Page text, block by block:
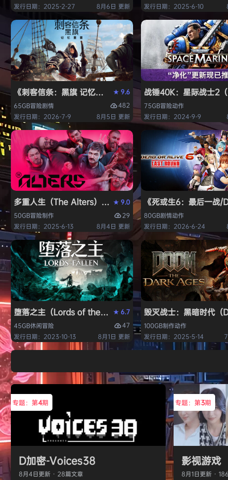
发行日期：2025-2-27
8月6日 更新
发行日期：2025-6-10
《刺客信条：黑旗 记忆重置-虚拟机版/Assassin’s Creed
★ 9.6
65GB冒险剧情
482
发行日期：2026-7-9
8月5日 更新
战锤40K：星际战士2
75GB冒险动作
发行日期：2024-9-9
多重人生（The Alters）免安装中文版
★ 9.0
50GB冒险制作
29
发行日期：2025-6-13
8月4日 更新
《死或生6：最后一
80GB剧情动作
发行日期：2026-6-24
堕落之主（Lords of the Fallen）免安装中文版
★ 6.7
45GB休闲冒险
47
发行日期：2023-10-13
8月1日 更新
毁灭战士：黑暗时代
100GB制作动作
发行日期：2025-5-14
专题：第4期
D加密-Voices38
8月4日更新 · 28篇文章
专题：第3期
影视游戏
8月1日更新 ·